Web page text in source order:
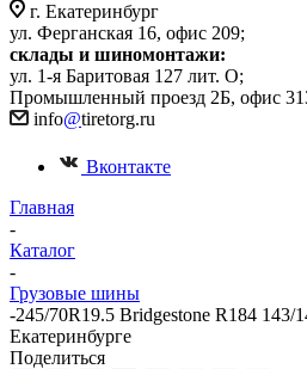
г. Екатеринбург
ул. Ферганская 16, офис 209;
склады и шиномонтажи:
ул. 1-я Баритовая 127 лит. О;
Промышленный проезд 2Б, офис
info@tiretorg.ru
Вконтакте
Главная
-
Каталог
-
Грузовые шины
-245/70R19.5 Bridgestone R184 143/
Екатеринбурге
Поделиться